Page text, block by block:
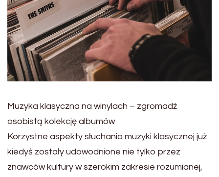
Muzyka klasyczna na winylach – zgromadź
osobistą kolekcję albumów
Korzystne aspekty słuchania muzyki klasycznej już
kiedyś zostały udowodnione nie tylko przez
znawców kultury w szerokim zakresie rozumianej,